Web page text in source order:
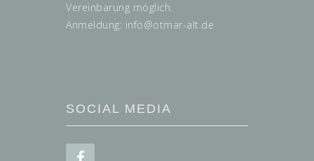
Vereinbarung möglich.
Anmeldung: info@otmar-alt.de
SOCIAL MEDIA